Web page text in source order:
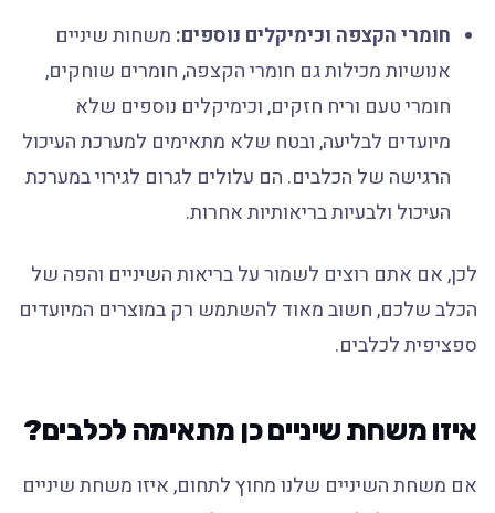
חומרי הקצפה וכימיקלים נוספים:משחות שיניים
אנושיות מכילות גם חומרי הקצפה, חומרים שוחקים,
חומרי טעם וריח חזקים, וכימיקלים נוספים שלא
מיועדים לבליעה, ובטח שלא מתאימים למערכת העיכול
הרגישה של הכלבים. הם עלולים לגרום לגירוי במערכת
העיכול ולבעיות בריאותיות אחרות.
לכן, אם אתם רוצים לשמור על בריאות השיניים והפה של
הכלב שלכם, חשוב מאוד להשתמש רק במוצרים המיועדים
ספציפית לכלבים.
איזו משחת שיניים כן מתאימה לכלבים?
אם משחת השיניים שלנו מחוץ לתחום, איזו משחת שיניים